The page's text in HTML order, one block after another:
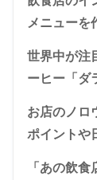
メニューを
世界中が注
ーヒー「ダ
お店のノロ
ポイントや
「あの飲